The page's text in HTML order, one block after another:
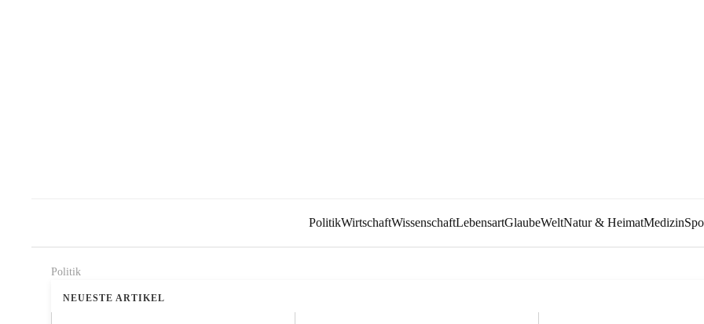
PolitikWirtschaftWissenschaftLebensartGlaubeWeltNatur & HeimatMedizin
Politik
NEUESTE ARTIKEL